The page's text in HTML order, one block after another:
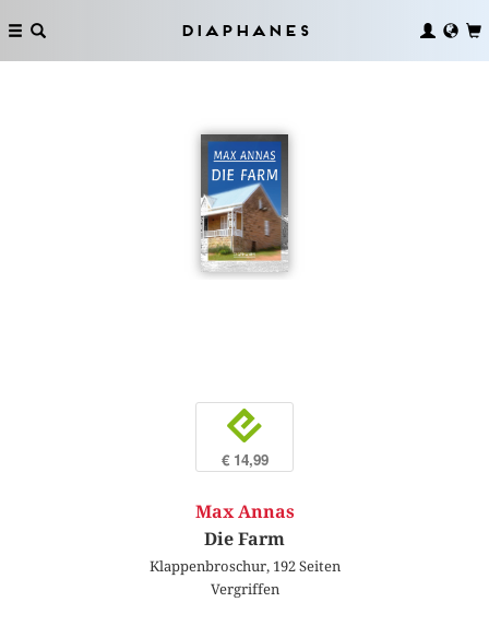
Diaphanes
e
€ 14,99
Max Annas
Die Farm
Klappenbroschur, 192 Seiten
Vergriffen